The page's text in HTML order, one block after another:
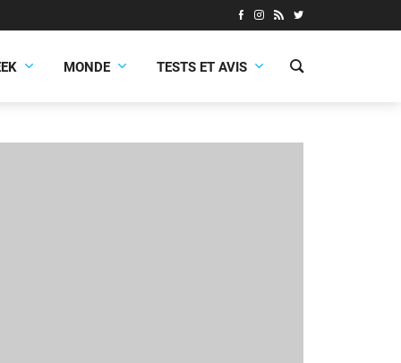
MONDE TESTS ET AVIS